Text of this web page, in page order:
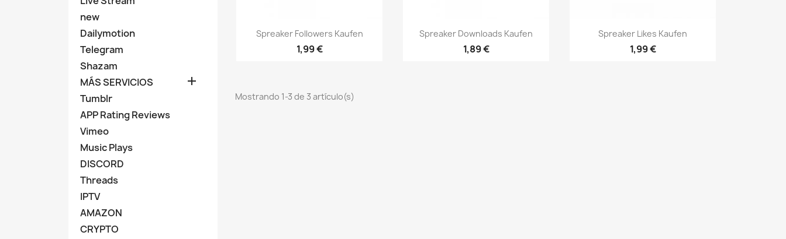
new
Dailymotion
Telegram
Shazam
MÁS SERVICIOS

Tumblr
APP Rating Reviews
Vimeo
Music Plays
DISCORD
Threads
IPTV
AMAZON
CRYPTO
Vista rápida
Spreaker Followers Kaufen
1,99 €
Vista rápida
Spreaker Downloads Kaufen
1,89 €
Vista rápida
Spreaker Likes Kaufen
1,99 €
Mostrando 1-3 de 3 artículo(s)